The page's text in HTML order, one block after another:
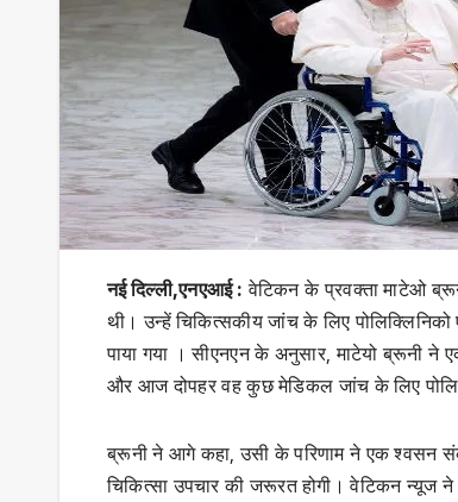
नई दिल्ली,एनएआई : वेटिकन के प्रवक्ता माटेओ
थी। उन्हें चिकित्सकीय जांच के लिए
पाया गया । सीएनएन के अनुसार, माटेयो ब्रूनी ने
और आज दोपहर वह कुछ मेडिकल जांच के लिए
ब्रूनी ने आगे कहा, उसी के परिणाम ने एक श्वसन
चिकित्सा उपचार की जरूरत होगी। वेटिकन न्यूज